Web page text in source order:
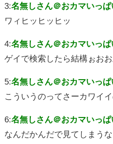
3:名無しさん＠おカマいっぱ
ワィヒッヒッヒッ
4:名無しさん＠おカマいっぱ
ゲイで検索したら結構ぉお
5:名無しさん＠おカマいっぱ
こういうのってさーカワイ
6:名無しさん＠おカマいっぱ
なんだかんだで見てしまうな